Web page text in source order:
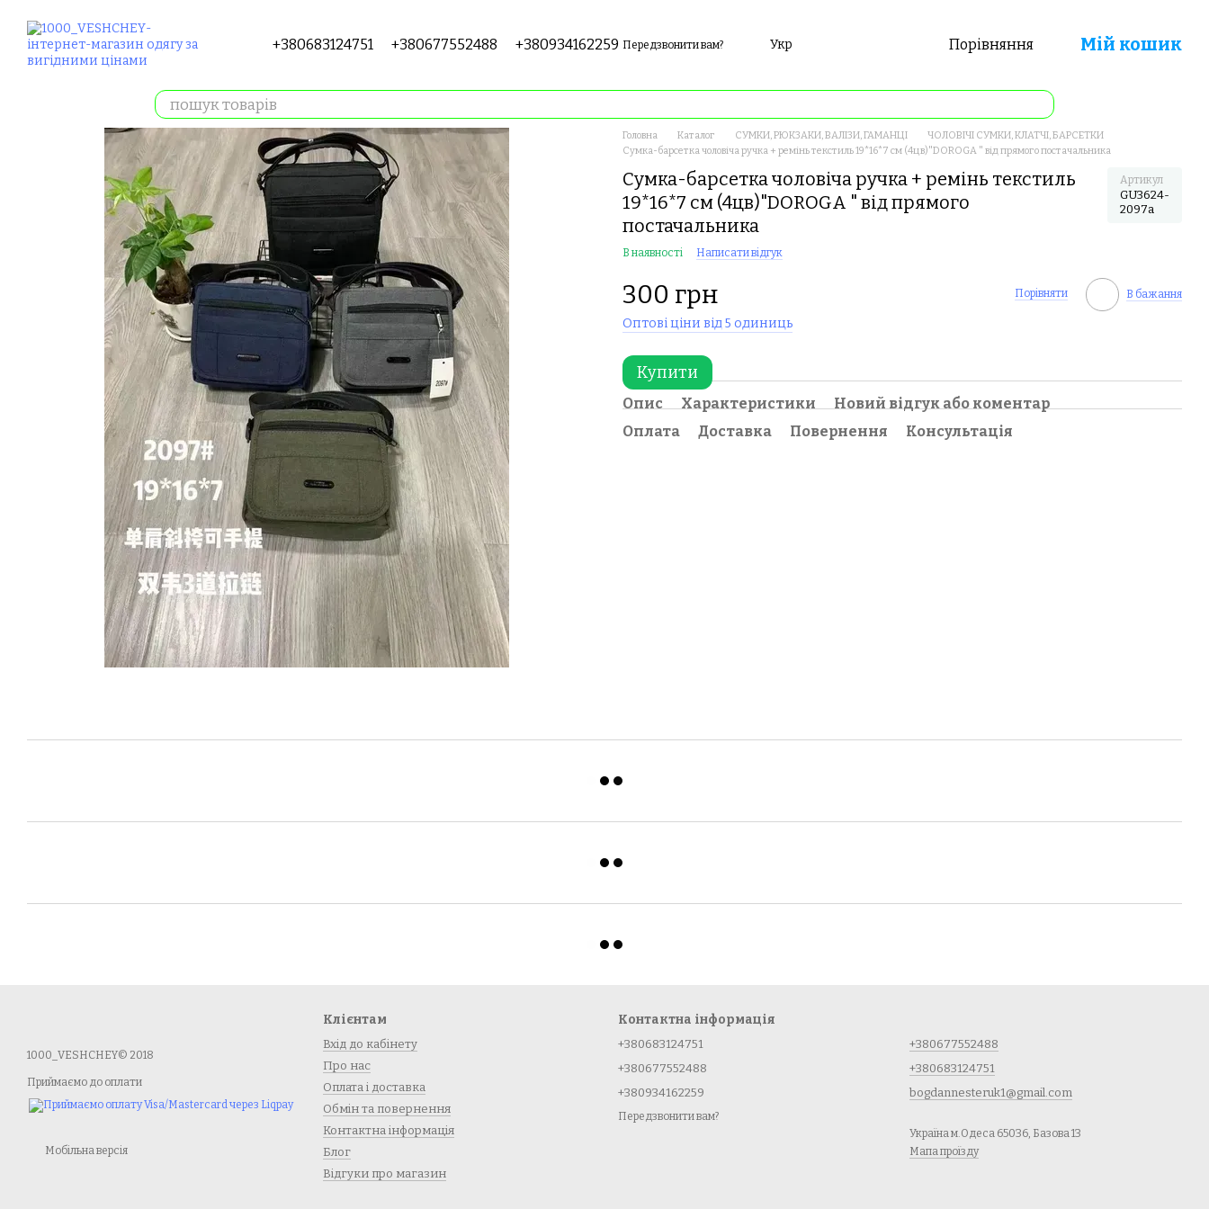
+380683124751 +380677552488 +380934162259 Передзвонити вам? Укр Порівняння Мій кошик
Головна Каталог СУМКИ, РЮКЗАКИ, ВАЛІЗИ, ГАМАНЦІ
ЧОЛОВІЧІ СУМКИ, КЛАТЧІ, БАРСЕТКИ
Сумка-барсетка чоловіча ручка + ремінь текстиль 19*16*7 см (4цв)"DOROGA " від прямого постачальника
Сумка-барсетка чоловіча ручка + ремінь текстиль
19*16*7 см (4цв)"DOROGA " від прямого
постачальника
Артикул
GU3624-
2097a
В наявності Написати відгук
300 грн Порівняти В бажання
Оптові ціни від 5 одиниць
Купити
Опис Характеристики
Новий відгук або коментар
Оплата
Доставка Повернення Консультація
1000_VESHCHEY© 2018
Приймаємо до оплати
Мобільна версія
Клієнтам
Вхід до кабінету
Про нас
Оплата і доставка
Обмін та повернення
Контактна інформація
Блог
Відгуки про магазин
Контактна інформація
+380683124751
+380677552488
+380934162259
Передзвонити вам?
+380677552488
+380683124751
bogdannesteruk1@gmail.com
Україна м.Одеса 65036, Базова 13
Мапа проїзду